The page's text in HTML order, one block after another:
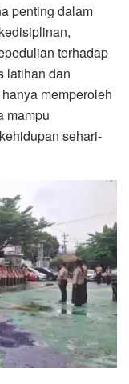
penting dalam
terhadap
latihan dan
memperoleh
mampu
sehari-